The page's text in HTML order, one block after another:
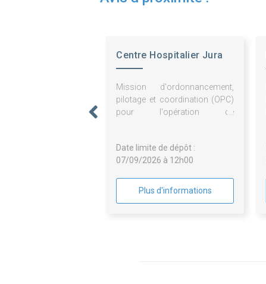
Centre Hospitalier Jura
Mission d'ordonnancement,
pilotage et coordination (OPC)
pour l'opération de
Date limite de dépôt :
07/09/2026 à 12h00
Plus d'informations